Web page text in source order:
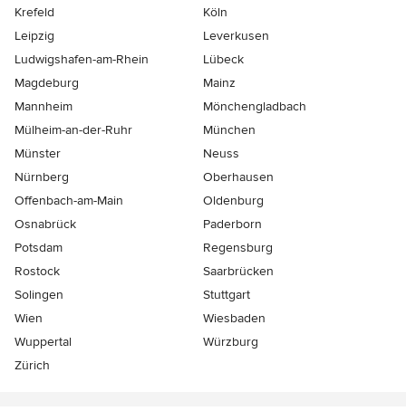
Krefeld
Köln
Leipzig
Leverkusen
Ludwigshafen-am-Rhein
Lübeck
Magdeburg
Mainz
Mannheim
Mönchen­gladbach
Mülheim-an-der-Ruhr
München
Münster
Neuss
Nürnberg
Oberhausen
Offenbach-am-Main
Oldenburg
Osnabrück
Paderborn
Potsdam
Regensburg
Rostock
Saarbrücken
Solingen
Stuttgart
Wien
Wiesbaden
Wuppertal
Würzburg
Zürich